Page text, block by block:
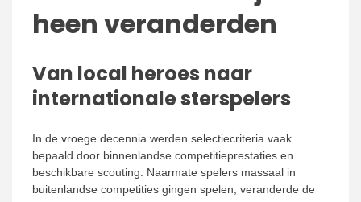
heen veranderden
Van local heroes naar
internationale sterspelers
In de vroege decennia werden selectiecriteria vaak
bepaald door binnenlandse competitieprestaties en
beschikbare scouting. Naarmate spelers massaal in
buitenlandse competities gingen spelen, veranderde de